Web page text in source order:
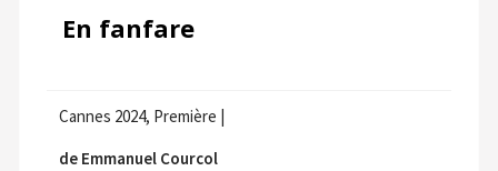
En fanfare
Cannes 2024, Première |
de Emmanuel Courcol